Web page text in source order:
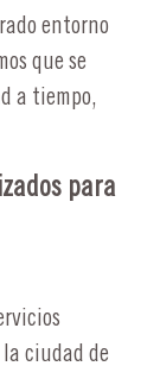
entorno
que se
a tiempo,
para
ciudad de